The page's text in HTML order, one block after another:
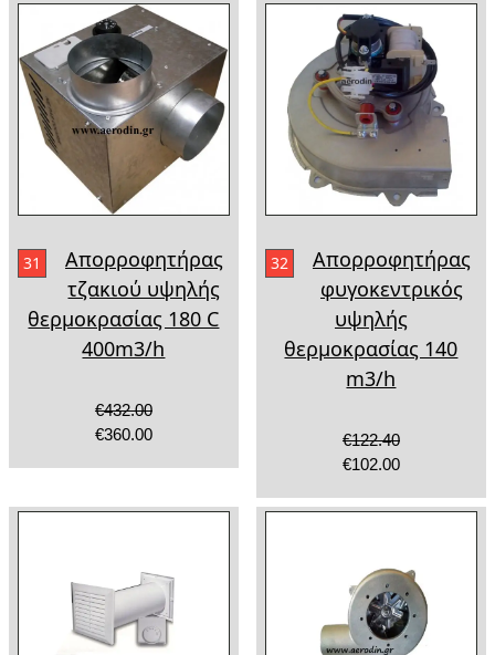
31
Απορροφητήρας
τζακιού υψηλής
θερμοκρασίας 180 C
400m3/h
€432.00
€360.00
32
Απορροφητήρας
φυγοκεντρικός
υψηλής
θερμοκρασίας 140
m3/h
€122.40
€102.00